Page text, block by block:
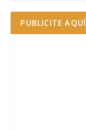
PUBLICITE AQUÍ